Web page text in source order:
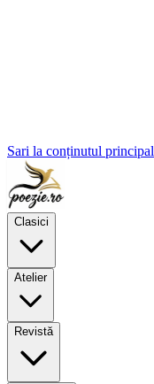
Sari la conținutul principal
Clasici
Atelier
Revistă